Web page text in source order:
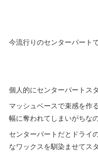
今流行りのセンターパート
個人的にセンターパートス
マッシュベースで束感を作
幅に奪われてしまいがちな
センターパートだとドライ
なワックスを馴染ませてス